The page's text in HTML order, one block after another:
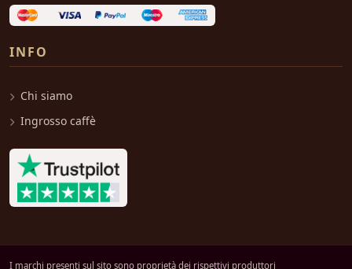
INFO
Chi siamo
Ingrosso caffè
I marchi presenti sul sito sono proprietà dei rispettivi produttori